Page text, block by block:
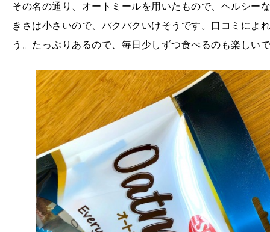
その名の通り、オートミールを用いたもので、ヘルシー
きさは小さいので、パクパクいけそうです。口コミによ
う。たっぷりあるので、毎日少しずつ食べるのも楽しい